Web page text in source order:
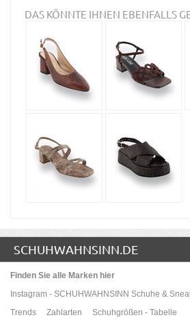
DAS KÖNNTE IHNEN EBENFALLS
SCHUHWAHNSINN.DE
Finden Sie alle Marken hier
Instagram - SCHUHWAHNSINN Schuhe &
Trends
Zahlarten Schuhgrößen - Tabelle